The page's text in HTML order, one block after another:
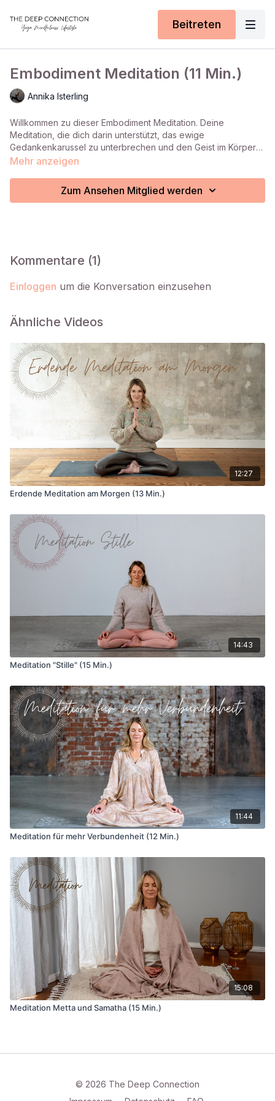
Beitreten
Embodiment Meditation (11 Min.)
Annika Isterling
Willkommen zu dieser Embodiment Meditation. Deine
Meditation, die dich darin unterstützt, das ewige
Gedankenkarussel zu unterbrechen und den Geist im Körper
zu verankern. Und zwar in einem Körper, der ruhig, gelassen
Mehr anzeigen
Zum Ansehen Mitglied werden
Kommentare (1)
Einloggen um die Konversation einzusehen
Ähnliche Videos
12:27
Erdende Meditation am Morgen (13 Min.)
14:43
Meditation "Stille" (15 Min.)
11:44
Meditation für mehr Verbundenheit (12 Min.)
15:08
Meditation Metta und Samatha (15 Min.)
© 2026 The Deep Connection